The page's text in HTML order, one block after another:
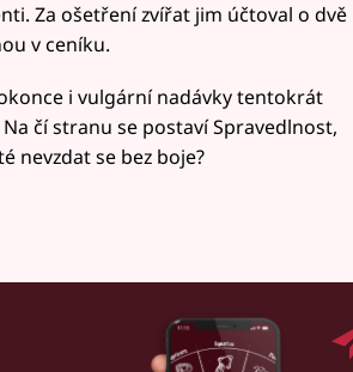
Za ošetření zvířat jim účtoval o dvě
v ceníku.
i vulgární nadávky tentokrát
čí stranu se postaví Spravedlnost,
nevzdat se bez boje?